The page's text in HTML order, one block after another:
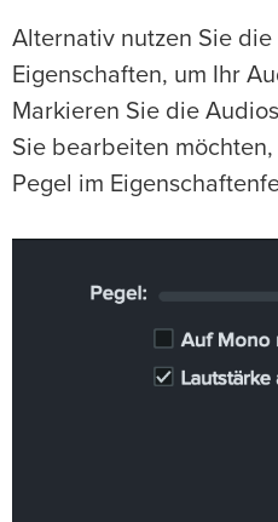
Alternativ nutzen Sie
Eigenschaften, um Ihr
Markieren Sie die
Sie bearbeiten
Pegel im